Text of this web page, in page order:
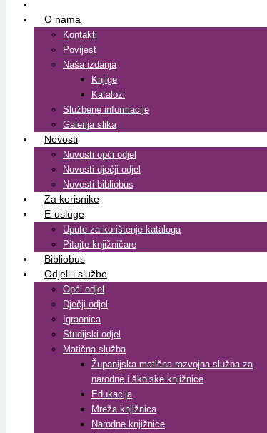
O nama
Kontakti
Povijest
Naša izdanja
Knjige
Katalozi
Službene informacije
Galerija slika
Novosti
Novosti opći odjel
Novosti dječji odjel
Novosti bibliobus
Za korisnike
E-usluge
Upute za korištenje kataloga
Pitajte knjižničare
Bibliobus
Odjeli i službe
Opći odjel
Dječji odjel
Igraonica
Studijski odjel
Matična služba
Županijska matična razvojna služba za
narodne i školske knjižnice
Edukacija
Mreža knjižnica
Narodne knjižnice